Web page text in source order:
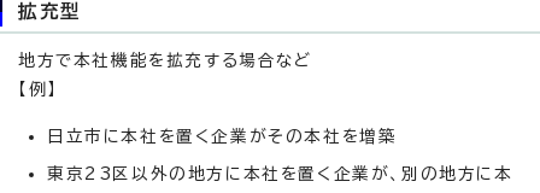
拡充型
地方で本社機能を拡充する場合など
【例】
日立市に本社を置く企業がその本社を増築
東京23区以外の地方に本社を置く企業が、別の地方に本